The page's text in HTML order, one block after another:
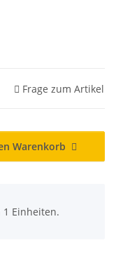
Frage zum Artikel
Warenkorb
Einheiten.